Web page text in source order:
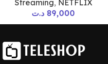
Streaming, NETFLIX
89,000 د.ت